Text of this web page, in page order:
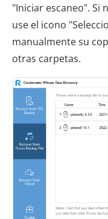
"Iniciar escaneo". Si
use el icono
manualmente su
otras carpetas.